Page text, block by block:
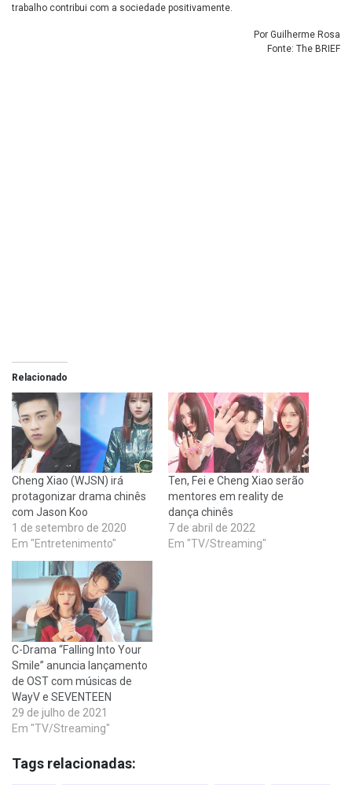
trabalho contribui com a sociedade positivamente.
Por Guilherme Rosa
Fonte: The BRIEF
Relacionado
Cheng Xiao (WJSN) irá
protagonizar drama chinês
com Jason Koo
1 de setembro de 2020
Em "Entretenimento"
Ten, Fei e Cheng Xiao serão
mentores em reality de
dança chinês
7 de abril de 2022
Em "TV/Streaming"
C-Drama “Falling Into Your
Smile” anuncia lançamento
de OST com músicas de
WayV e SEVENTEEN
29 de julho de 2021
Em "TV/Streaming"
Tags relacionadas: